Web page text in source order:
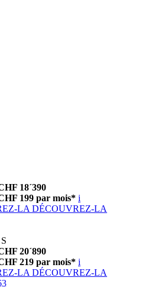
18´390
199 par mois* i
LA DÉCOUVREZ-LA
20´890
219 par mois* i
LA DÉCOUVREZ-LA